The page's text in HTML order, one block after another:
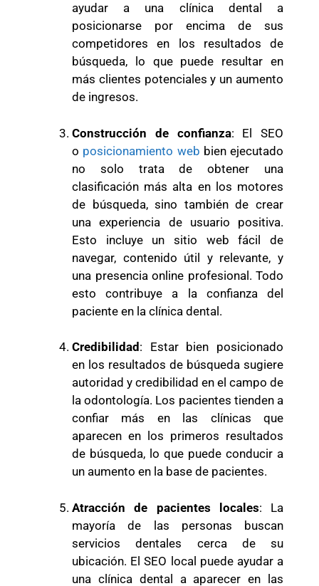
ayudar a una clínica dental a
posicionarse por encima de sus
competidores en los resultados de
búsqueda, lo que puede resultar en
más clientes potenciales y un aumento
de ingresos.
Construcción de confianza: El SEO
o posicionamiento web bien ejecutado
no solo trata de obtener una
clasificación más alta en los motores
de búsqueda, sino también de crear
una experiencia de usuario positiva.
Esto incluye un sitio web fácil de
navegar, contenido útil y relevante, y
una presencia online profesional. Todo
esto contribuye a la confianza del
paciente en la clínica dental.
Credibilidad : Estar bien posicionado
en los resultados de búsqueda sugiere
autoridad y credibilidad en el campo de
la odontología. Los pacientes tienden a
confiar más en las clínicas que
aparecen en los primeros resultados
de búsqueda, lo que puede conducir a
un aumento en la base de pacientes.
Atracción de pacientes locales: La
mayoría de las personas buscan
servicios dentales cerca de su
ubicación. El SEO local puede ayudar a
una clínica dental a aparecer en las